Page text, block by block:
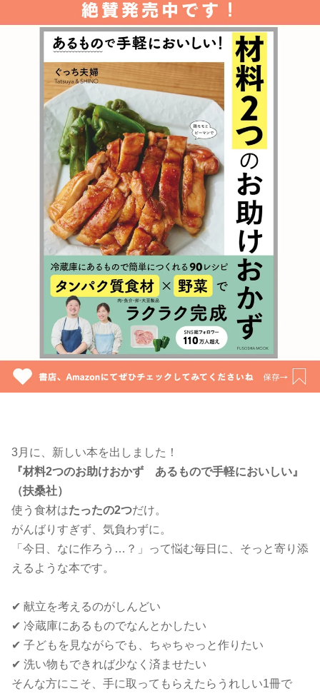
3月に、新しい本を出しました！
『材料2つのお助けおかず あるもので手軽においしい』
（扶桑社）
使う食材はたったの2つだけ。
がんばりすぎず、気負わずに。
「今日、なに作ろう…？」って悩む毎日に、そっと寄り添
えるような本です。
✔ 献立を考えるのがしんどい
✔ 冷蔵庫にあるものでなんとかしたい
✔ 子どもを見ながらでも、ちゃちゃっと作りたい
✔ 洗い物もできれば少なく済ませたい
そんな方にこそ、手に取ってもらえたらうれしい1冊で